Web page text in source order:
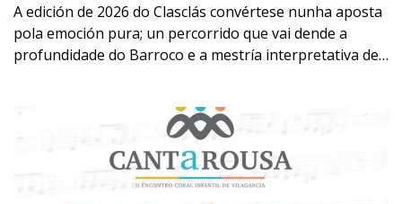
A edición de 2026 do Clasclás convértese nunha aposta
pola emoción pura; un percorrido que vai dende a
profundidade do Barroco e a mestría interpretativa de